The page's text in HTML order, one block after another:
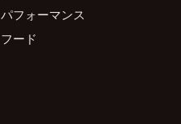
パフォーマンス
フード